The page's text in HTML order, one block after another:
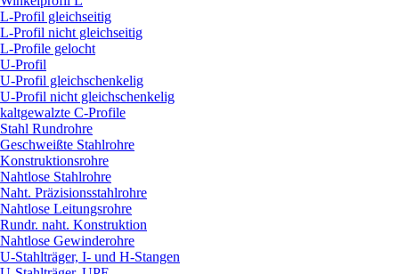
L-Profil gleichseitig
L-Profil nicht gleichseitig
L-Profile gelocht
U-Profil
U-Profil gleichschenkelig
U-Profil nicht gleichschenkelig
kaltgewalzte C-Profile
Stahl Rundrohre
Geschweißte Stahlrohre
Konstruktionsrohre
Nahtlose Stahlrohre
Naht. Präzisionsstahlrohre
Nahtlose Leitungsrohre
Rundr. naht. Konstruktion
Nahtlose Gewinderohre
U-Stahlträger, I- und H-Stangen